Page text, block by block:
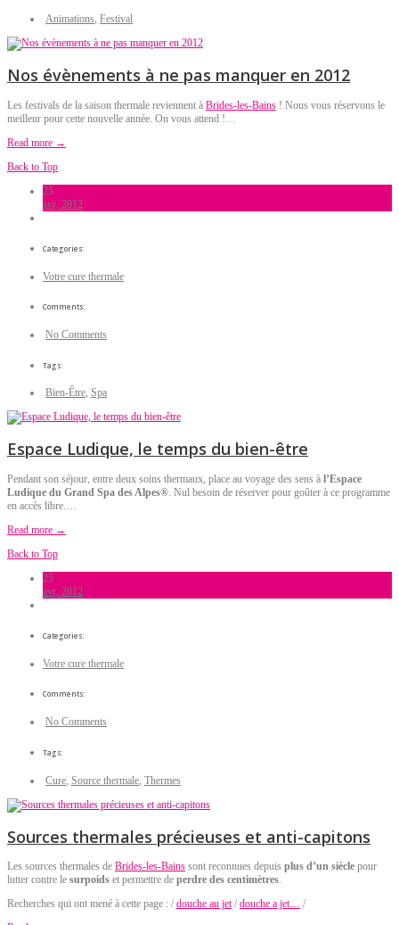
Animations, Festival
Nos évènements à ne pas manquer en 2012
Les festivals de la saison thermale reviennent à Brides-les-Bains ! Nous vous réservons le
meilleur pour cette nouvelle année. On vous attend !…
Read more →
Back to Top
25
avr, 2012
Categories:
Votre cure thermale
Comments:
No Comments
Tags:
Bien-Être, Spa
Espace Ludique, le temps du bien-être
Pendant son séjour, entre deux soins thermaux, place au voyage des sens à l’Espace
Ludique du Grand Spa des Alpes®. Nul besoin de réserver pour goûter à ce programme
en accès libre.…
Read more →
Back to Top
25
avr, 2012
Categories:
Votre cure thermale
Comments:
No Comments
Tags:
Cure Source thermale Thermes
Sources thermales précieuses et anti-capitons
Les sources thermales de Brides-les-Bains sont reconnues depuis plus d’un siècle pour
lutter contre le surpoids et permettre de perdre des centimètres.
Recherches qui ont mené à cette page : / douche au jet/ douche a jet… /